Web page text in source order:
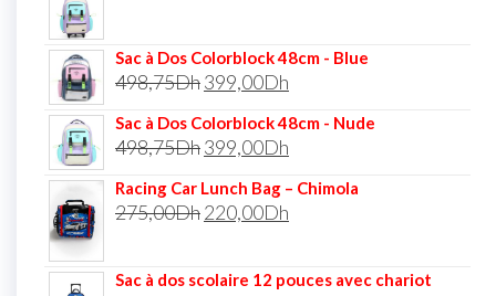
Sac à Dos Colorblock 48cm - Blue
498,75Dh399,00Dh
Sac à Dos Colorblock 48cm - Nude
498,75Dh399,00Dh
Racing Car Lunch Bag – Chimola
275,00Dh220,00Dh
Sac à dos scolaire 12 pouces avec chariot